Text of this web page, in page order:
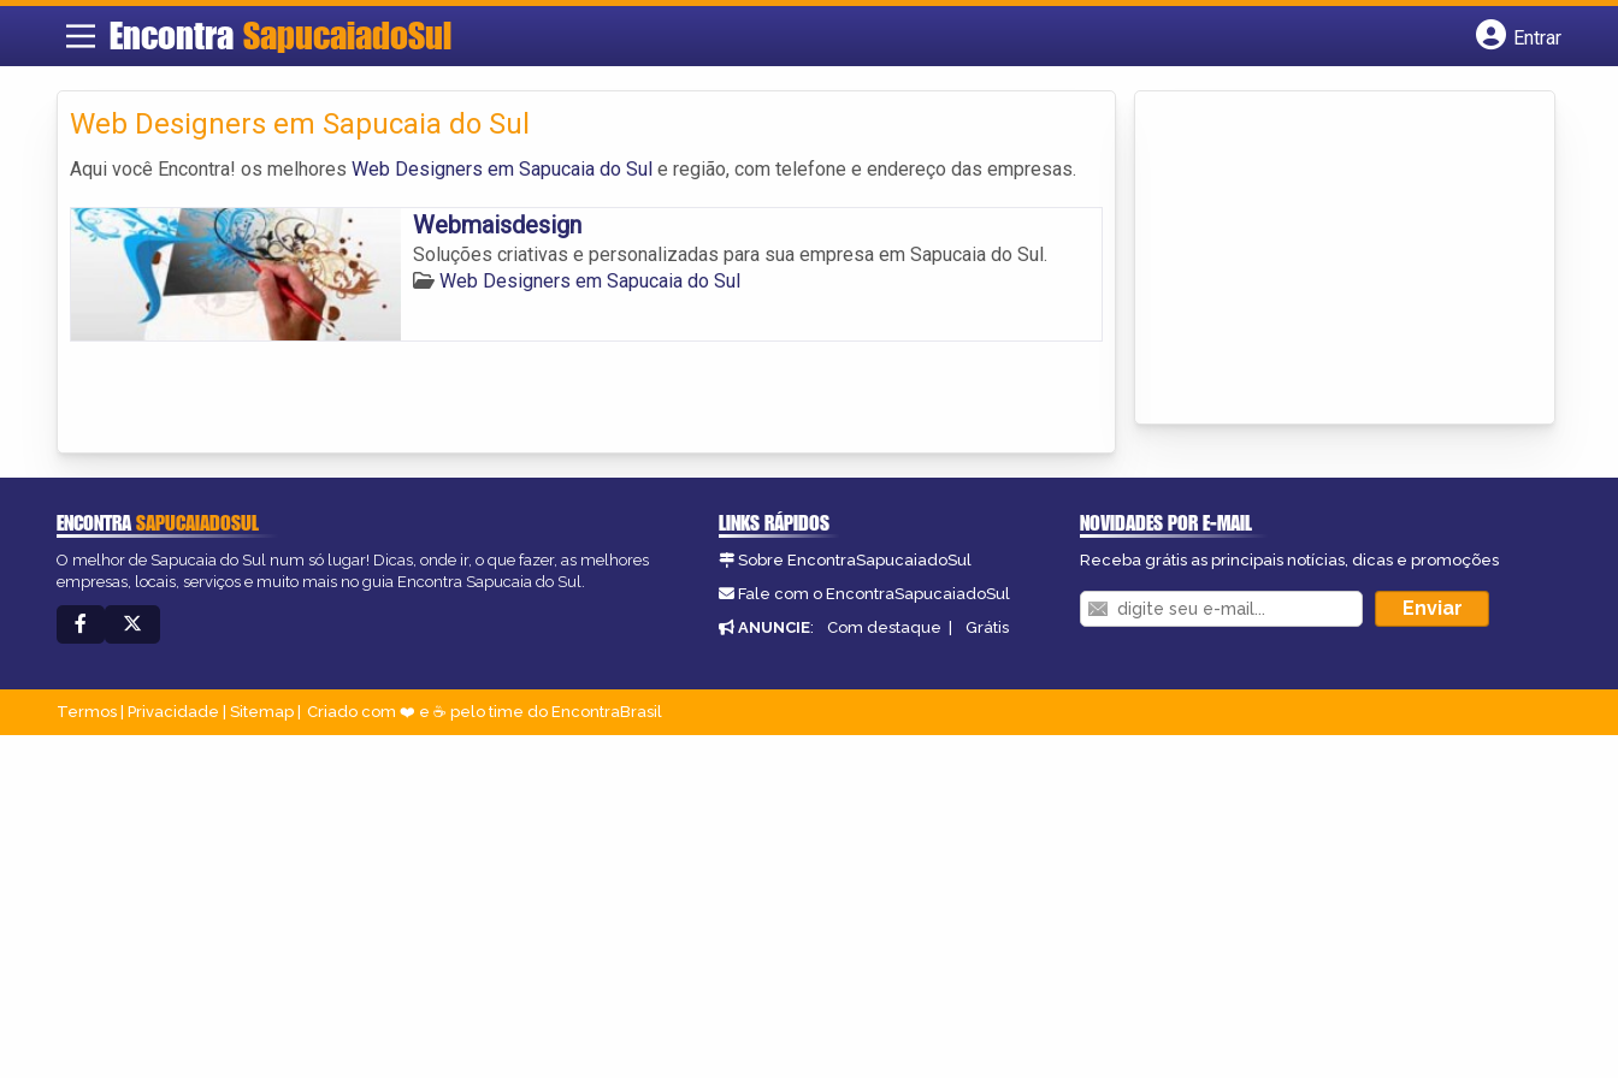
Encontra SapucaiadoSul
Entrar
Web Designers em Sapucaia do Sul
Aqui você Encontra! os melhores Web Designers em Sapucaia do Sul e região, com telefone e endereço das empresas.
Webmaisdesign
Soluções criativas e personalizadas para sua empresa em Sapucaia do Sul.
Web Designers em Sapucaia do Sul
ENCONTRASAPUCAIADOSUL
O melhor de Sapucaia do Sul num só lugar! Dicas, onde ir, o que fazer, as melhores
empresas, locais, serviços e muito mais no guia Encontra Sapucaia do Sul.
LINKS RÁPIDOS
Sobre EncontraSapucaiadoSul
Fale com o EncontraSapucaiadoSul
ANUNCIE: Com destaque | Grátis
NOVIDADES POR E-MAIL
Receba grátis as principais notícias, dicas e promoções
Termos Privacidade Sitemap Criado com ❤️ e ☕ pelo time do EncontraBrasil